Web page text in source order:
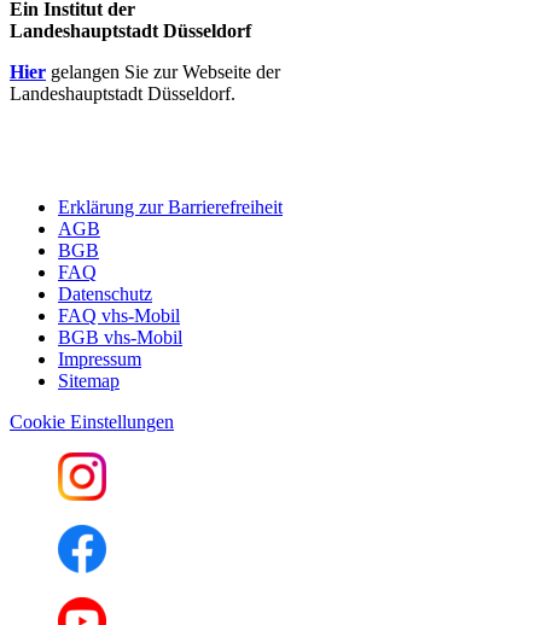
Ein Institut der
Landeshauptstadt Düsseldorf
Hier gelangen Sie zur Webseite der
Landeshauptstadt Düsseldorf.
Erklärung zur Barrierefreiheit
AGB
BGB
FAQ
Datenschutz
FAQ vhs-Mobil
BGB vhs-Mobil
Impressum
Sitemap
Cookie Einstellungen